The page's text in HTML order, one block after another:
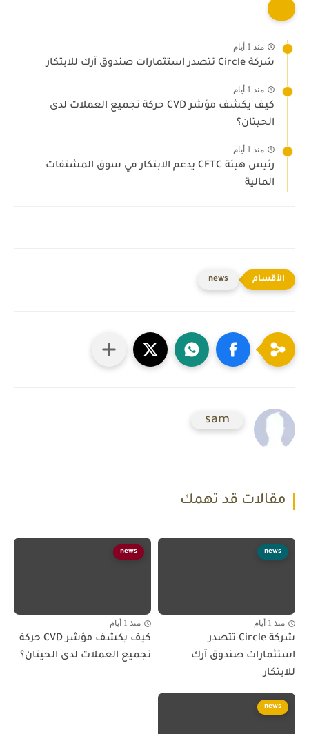
منذ 1 أيام
شركة Circle تتصدر استثمارات صندوق آرك للابتكار
منذ 1 أيام
كيف يكشف مؤشر CVD حركة تجميع العملات لدى
الحيتان؟
منذ 1 أيام
رئيس هيئة CFTC يدعم الابتكار في سوق المشتقات
المالية
news
sam
مقالات قد تهمك
news
منذ 1 أيام
شركة Circle تتصدر
استثمارات صندوق آرك
للابتكار
news
منذ 1 أيام
كيف يكشف مؤشر CVD حركة
تجميع العملات لدى الحيتان؟
news